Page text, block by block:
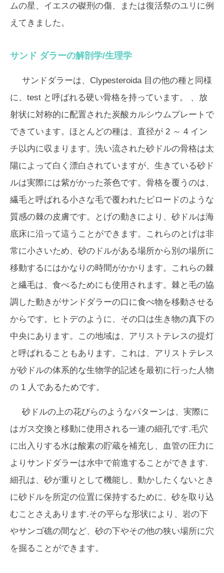
ムの星、イエスの磔刑の傷、または復活祭のユリに例
えてきました。
サンド ダラーの解剖学/生理学
サンドダラーは、Clypesteroida 目の他の種と同様
に、 test と呼ばれる硬い骨格を持っています。 、放
射状に対称的に配置された炭酸カルシウムプレートで
できています。ほとんどの種は、直径が 2 ～ 4 イン
チ以内に収まります。洗い流された砂ドルの骨格は太
陽によって白く漂白されていますが、生きている砂ド
ルは実際には紫がかった茶色です。骨格を覆うのは、
繊毛と呼ばれる小さな毛で覆われたビロードのような
質感の棘の皮膚です。とげの動きにより、砂ドルは海
底床に沿って這うことができます。これらのとげは非
常に小さいため、砂のドルがある場所から別の場所に
移動するにはかなりの時間がかかります。これらの棘
と繊毛は、食べるためにも使用されます。棘と毛の協
調した動きがサンドダラーの口に食べ物を移動させる
からです。ヒトデのように、その口は生き物の真下の
中央にあります。この地域は、アリストテレスの提灯
と呼ばれることもあります。これは、アリストテレス
が砂ドルの体系的な生物学的記述を最初に行った人物
の 1 人であるためです。
砂ドルの上の花びらのようなパターンは、実際に
はガス交換と移動に使用される一連の細孔です.毛穴
に出入りする水は酸素の貯蔵を補充し、血管の圧力に
よりサンドダラーは水中で前進することができます.
細孔は、砂が重りとして機能し、動かしたくないとき
に砂ドルを所定の位置に保持するために、砂を取り込
むことさえあります.その平らな形状により、岩の下
やサンゴ礁の間など、砂の下やその他の狭い場所に穴
を掘ることができます。